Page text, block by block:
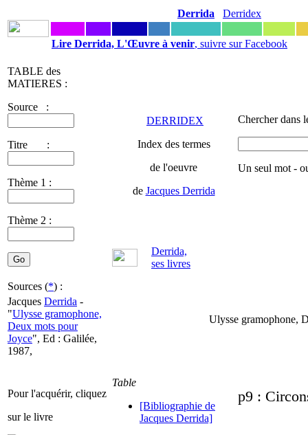
Derrida Derridex
Lire Derrida, L'Œuvre à venir, suivre sur Facebook
TABLE des
MATIERES :
Source :
Titre :
Thème 1 :
Thème 2 :
DERRIDEX
Index des termes
de l'oeuvre
de Jacques Derrida
Chercher dans
Un seul mot -
Derrida,
ses livres
Sources (*) :
Jacques Derrida -
"Ulysse gramophone,
Deux mots pour
Joyce", Ed : Galilée,
1987,
Ulysse gramophone,
Pour l'acquérir, cliquez
sur le livre
Table
[Bibliographie de
Jacques Derrida]
p9 :